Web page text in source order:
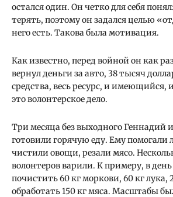
остался один. Он четко для себя
терять, поэтому он задался целью
него есть. Такова была мотивация.
Как известно, перед войной он как
вернул деньги за авто, 38 тысяч
средства, весь ресурс, и имеющийся,
это волонтерское дело.
Три месяца без выходного Геннадий
готовили горячую еду. Ему
чистили овощи, резали мясо.
волонтеров варили. К примеру, в
почистить 60 кг моркови, 60 кг лука,
обработать 150 кг мяса. Масштабы